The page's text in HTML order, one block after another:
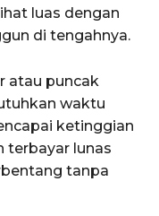
luas dengan
di tengahnya.
atau puncak
waktu
ketinggian
terbayar lunas
tanpa